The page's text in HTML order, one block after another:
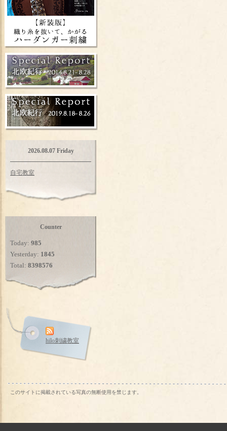
2026.08.07 Friday
自宅教室
Counter
Today: 985
Yesterday: 1845
Total: 8398576
hilo刺繍教室
このサイトに掲載されている写真の無断使用を禁じます。